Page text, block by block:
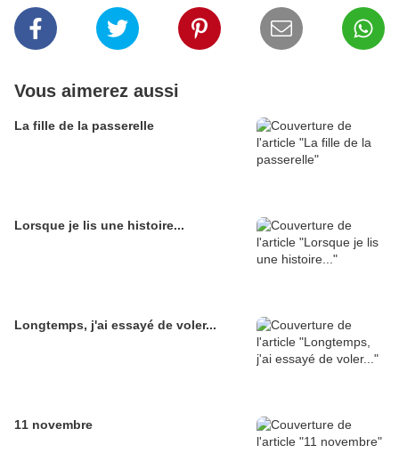
Vous aimerez aussi
La fille de la passerelle
Lorsque je lis une histoire...
Longtemps, j'ai essayé de voler...
11 novembre